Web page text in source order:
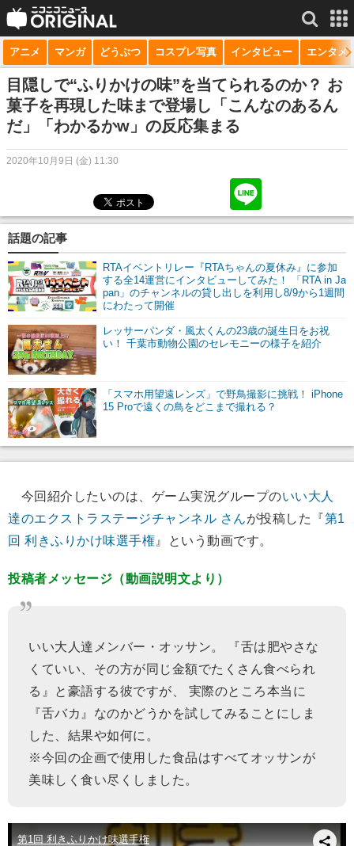
サービス一覧 もっと見る
niconico
動画
生放送
マンガ
ニコニコQ
アニメ マンガ どうぶつ コスプレ写真 インタビュー エンタメ
目隠しで“ふりかけの味”を当てられるのか？ お
菓子を再現した味まで登場し「こんなのあるん
だ」「わかるかw」の反応集まる
2020年10月9日 (金) 11:30
話題の記事
RTAイベントリレー『RTAちゃんの夏休み』に参加
する全14運営にインタビューしてみた！ 「RTA in Ja
pan」のチャンネルの貸し出しを利用し8/9から1週間
にわたって開催
レッサーパンダ・風太くんの23歳の誕生日をお祝
い！ 千葉市動物公園のセレモニーの様子を紹介
「スマホ用望遠レンズ」で野鳥撮影に挑戦！ iPhone
15 Proで遠くの鳥をどこまで撮れる？
今回紹介したいのは、ゲーム実況グループのいい大人
達のエクストラステージチャンネル さんが投稿した『第1
回 利きふりかけ味選手権 』という動画です。
投稿者メッセージ（動画説明文より）
いい大人達メンバー・オッサン。 『舌は肥やさな
くていい、その方が同じ金額でたくさん食べられ
る』と豪語する彼ですが、 実際のところ本当に
『舌バカ』なのかどうかを試してみることにしま
した、結果や如何に。
※今回の企画で使用した食品はすべてオッサンが
美味しく食い尽くしました。